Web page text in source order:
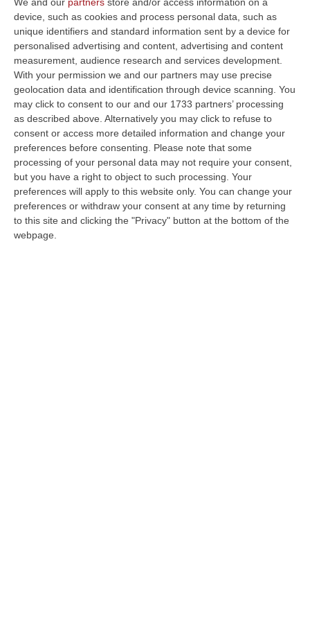
device, such as cookies and process personal data, such as
unique identifiers and standard information sent by a device for
personalised advertising and content, advertising and content
measurement, audience research and services development.
With your permission we and our partners may use precise
geolocation data and identification through device scanning. You
may click to consent to our and our 1733 partners’ processing
as described above. Alternatively you may click to refuse to
consent or access more detailed information and change your
preferences before consenting.
Please note that some
processing of your personal data may not require your consent,
but you have a right to object to such processing. Your
preferences will apply to this website only. You can change your
preferences or withdraw your consent at any time by returning
to this site and clicking the "Privacy" button at the bottom of the
webpage.
hanno aumentato il volume della protesta
quando l’ipotesi dell’informativa era stata
tolta dal tavolo.
Lo scontro in Aula
Contestazioni andate in scena anche in
mattinata alla Camera. In un’Aula
semideserta, come spesso accade di lunedì,
Giuseppe Conte è stato il primo,seguito da
tutti i gruppi, a rilanciare il pressing su